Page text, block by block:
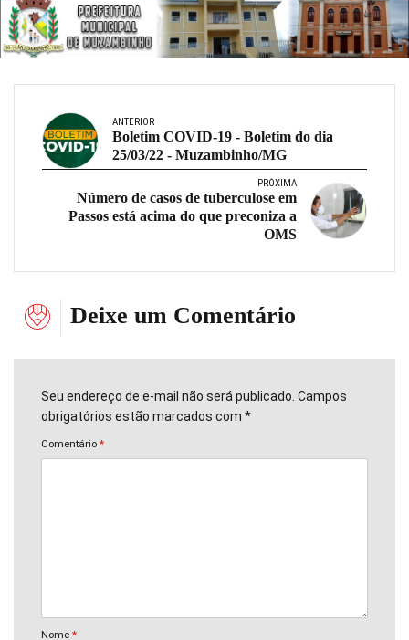
ANTERIOR
Boletim COVID-19 - Boletim do dia
25/03/22 - Muzambinho/MG
PRÓXIMA
Número de casos de tuberculose em
Passos está acima do que preconiza a
OMS
Deixe um Comentário
Seu endereço de e-mail não será publicado. Campos
obrigatórios estão marcados com *
Comentário *
Nome *